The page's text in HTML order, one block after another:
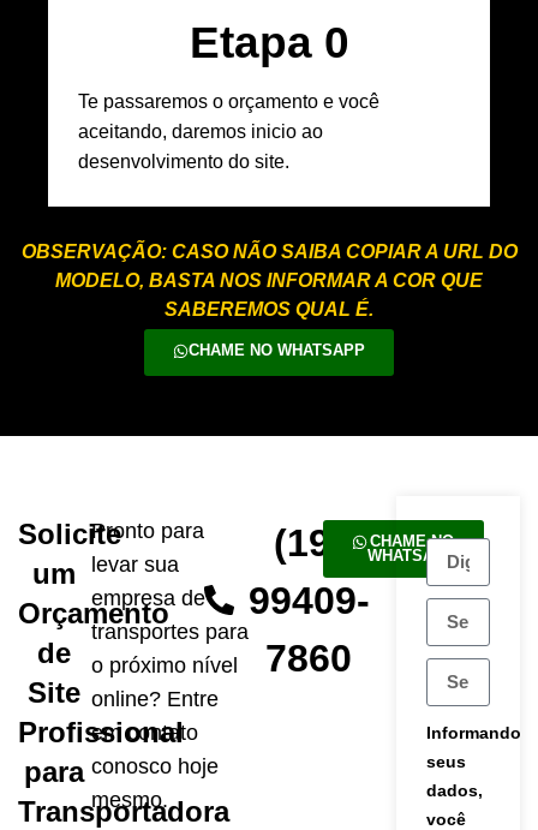
Te passaremos o orçamento e você
aceitando, daremos inicio ao
desenvolvimento do site.
Etapa 0
OBSERVAÇÃO: CASO NÃO SAIBA COPIAR A URL DO
MODELO, BASTA NOS INFORMAR A COR QUE
SABEREMOS QUAL É.
CHAME NO WHATSAPP
Solicite
um
Orçamento
de
Site
Profissional
para
Transportadora
Pronto para
levar sua
empresa de
transportes para
o próximo nível
online? Entre
em contato
conosco hoje
mesmo.
(19)
99409-
7860
CHAME NO
WHATSAPP
Informando
seus
dados,
você